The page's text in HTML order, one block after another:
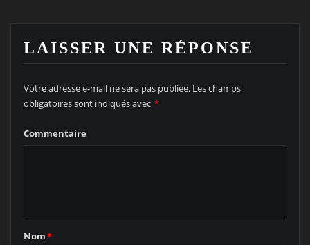
LAISSER UNE RÉPONSE
Votre adresse e-mail ne sera pas publiée. Les champs
obligatoires sont indiqués avec *
Commentaire
Nom*